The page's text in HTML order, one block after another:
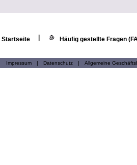
Startseite Häufig gestellte Fragen
Impressum | Datenschutz | Allgemeine